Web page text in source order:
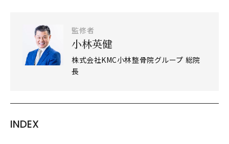
監修者
小林英健
株式会社KMC小林整骨院グループ 総院
長
INDEX